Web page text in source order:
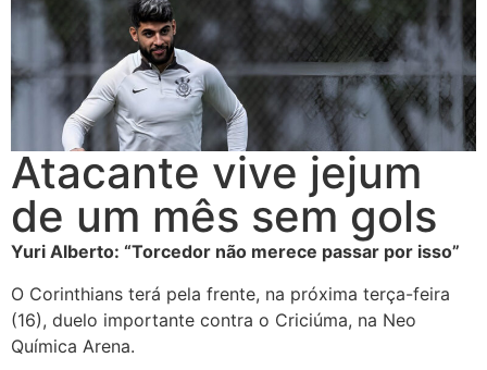
Atacante vive jejum
de um mês sem gols
Yuri Alberto: “Torcedor não merece passar por isso”
O Corinthians terá pela frente, na próxima terça-feira
(16), duelo importante contra o Criciúma, na Neo
Química Arena.